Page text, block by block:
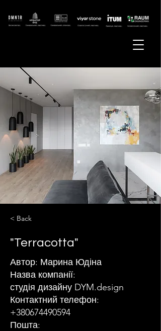
< Back
"Terracotta"
Автор: Марина Юдіна
Назва компанії:
студія дизайну DYM.design
Контактний телефон:
+380674490594
Пошта: